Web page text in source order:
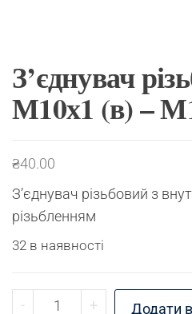
З’єднувач
М10х1 (в) –
₴40.00
З’єднувач різьбовий з
різьбленням
32 в наявності
- З'єднувач різьбовий
+ Додати